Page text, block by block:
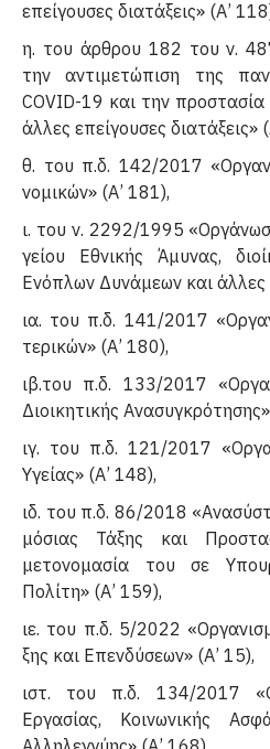
επείγουσες διατάξεις» (Α’
η. του άρθρου 182 του ν.
την αντιμετώπιση της
COVID-19 και την προστασία
άλλες επεί­γουσες διατάξεις»
θ. του π.δ. 142/2017
νομικών» (Α’ 181),
ι. του ν. 2292/1995
γείου Εθνικής Άμυνας,
Ενόπλων Δυνάμεων και άλλες
ια. του π.δ. 141/2017
τερικών» (Α’ 180),
ιβ.του π.δ. 133/2017
Διοικητικής
ιγ. του π.δ. 121/2017
Υγείας» (Α’ 148),
ιδ. του π.δ. 86/2018
μόσιας Τάξης και
μετονομασία του σε
Πολίτη» (Α’ 159),
ιε. του π.δ. 5/2022
ξης και Επενδύσεων» (Α’ 15),
ιστ. του π.δ. 134/2017
Εργασίας, Κοινωνικής